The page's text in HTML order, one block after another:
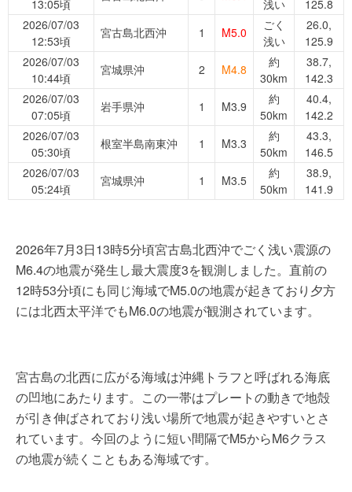
13:05頃
浅い
125.8
2026/07/03
12:53頃
宮古島北西沖 1 M5.0
ごく
浅い
26.0,
125.9
2026/07/03
10:44頃
宮城県沖 2 M4.8
約
30km
38.7,
142.3
2026/07/03
07:05頃
岩手県沖 1 M3.9
約
50km
40.4,
142.2
2026/07/03
05:30頃
根室半島南東沖 1 M3.3
約
50km
43.3,
146.5
2026/07/03
05:24頃
宮城県沖 1 M3.5
約
50km
38.9,
141.9
2026年7月3日13時5分頃宮古島北西沖でごく浅い震源の
M6.4の地震が発生し最大震度3を観測しました。直前の
12時53分頃にも同じ海域でM5.0の地震が起きており夕方
には北西太平洋でもM6.0の地震が観測されています。
宮古島の北西に広がる海域は沖縄トラフと呼ばれる海底
の凹地にあたります。この一帯はプレートの動きで地殻
が引き伸ばされており浅い場所で地震が起きやすいとさ
れています。今回のように短い間隔でM5からM6クラス
の地震が続くこともある海域です。